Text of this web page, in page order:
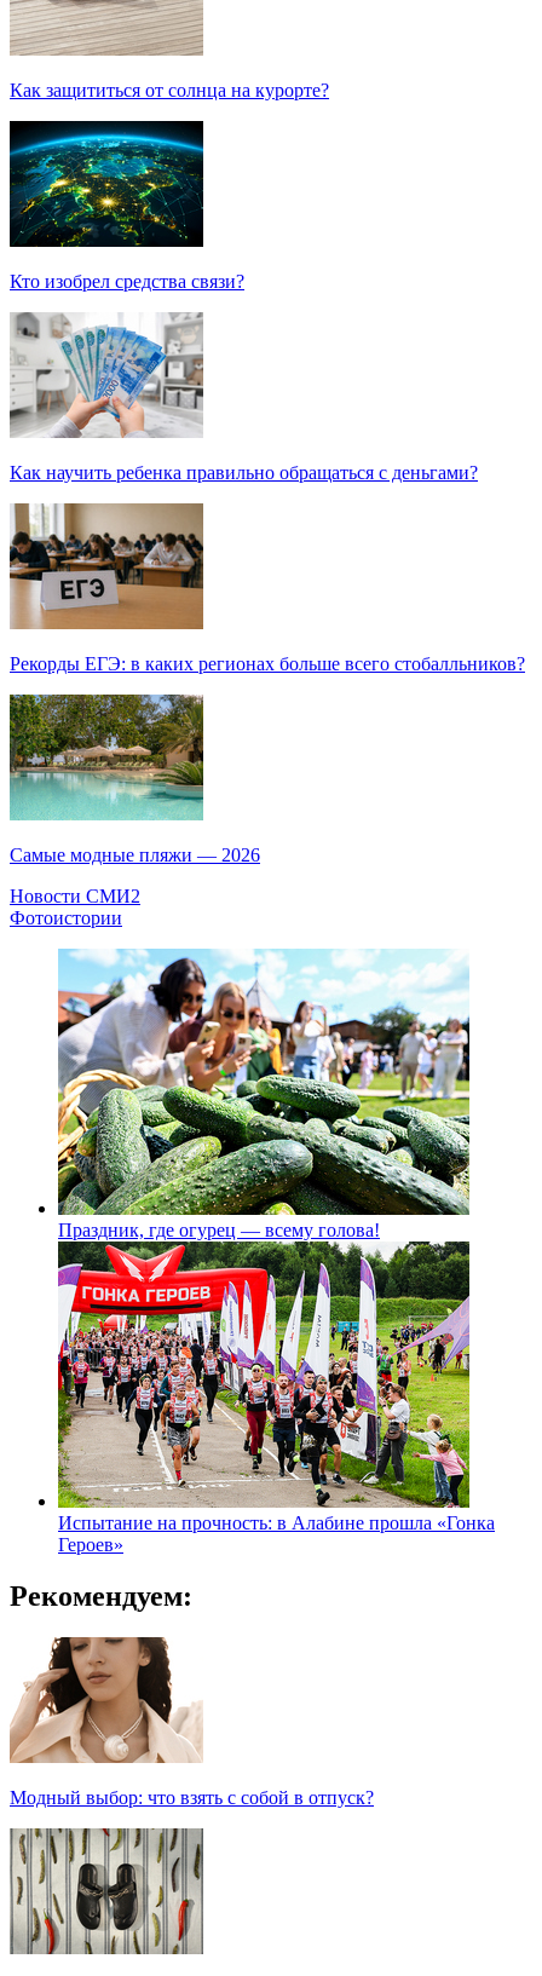
Как защититься от солнца на курорте?
Кто изобрел средства связи?
Как научить ребенка правильно обращаться с деньгами?
Рекорды ЕГЭ: в каких регионах больше всего стобалльников?
Самые модные пляжи — 2026
Новости СМИ2
Фотоистории
Праздник, где огурец — всему голова!
Испытание на прочность: в Алабине прошла «Гонка
Героев»
Рекомендуем:
Модный выбор: что взять с собой в отпуск?